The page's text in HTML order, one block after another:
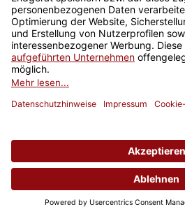
Newsletter